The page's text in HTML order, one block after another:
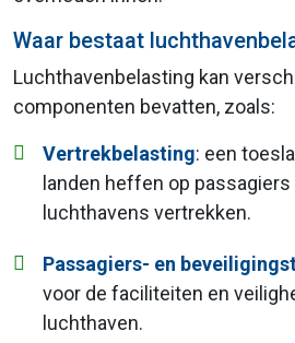
Waar bestaat
Luchthavenbelasting kan
componenten bevatten, zoals:
Vertrekbelasting: een
landen heffen op
luchthavens vertrekken.
Passagiers- en
voor de faciliteiten en
luchthaven.